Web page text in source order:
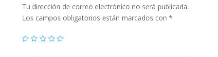
Tu dirección de correo electrónico no será publicada.
Los campos obligatorios están marcados con *